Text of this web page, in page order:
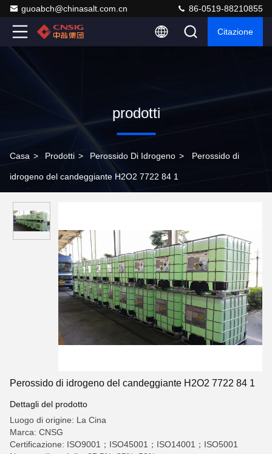
guoabch@chinasalt.com.cn 86-0519-88210855
Citazione
prodotti
Casa > Prodotti > Perossido Di Idrogeno > Perossido di
idrogeno del candeggiante H2O2 7722 84 1
Perossido di idrogeno del candeggiante H2O2 7722 84 1
Dettagli del prodotto
Luogo di origine: La Cina
Marca: CNSG
Certificazione: ISO9001；ISO45001；ISO14001；ISO5001